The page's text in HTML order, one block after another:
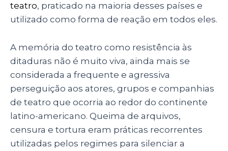
teatro, praticado na maioria desses países e
utilizado como forma de reação em todos eles.
A memória do teatro como resistência às
ditaduras não é muito viva, ainda mais se
considerada a frequente e agressiva
perseguição aos atores, grupos e companhias
de teatro que ocorria ao redor do continente
latino-americano. Queima de arquivos,
censura e tortura eram práticas recorrentes
utilizadas pelos regimes para silenciar a